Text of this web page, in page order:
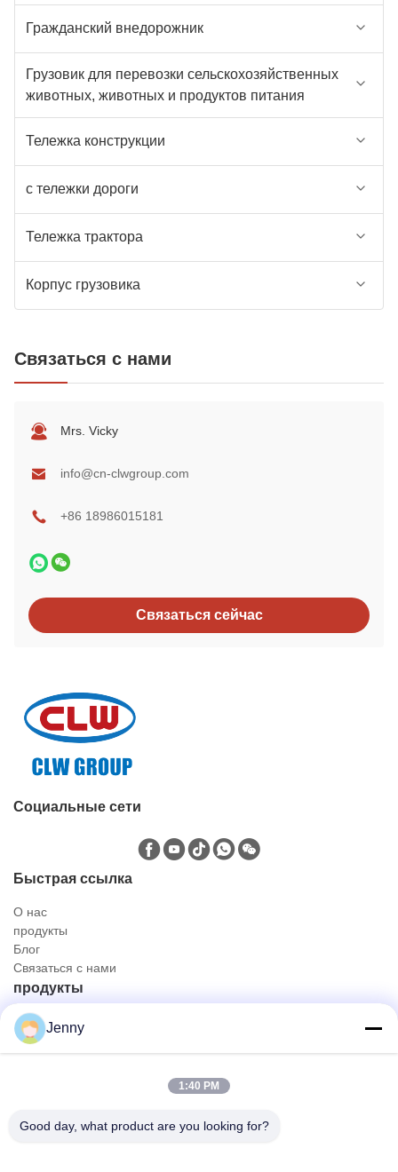
Гражданский внедорожник
Грузовик для перевозки сельскохозяйственных
животных, животных и продуктов питания
Тележка конструкции
с тележки дороги
Тележка трактора
Корпус грузовика
Связаться с нами
Mrs. Vicky
info@cn-clwgroup.com
+86 18986015181
Связаться сейчас
Социальные сети
Быстрая ссылка
О нас
продукты
Блог
Связаться с нами
продукты
Нефтяной и газовый грузовик
Санитарный грузовик
Гражданский внедорожник
Грузовик для перевозки сельскохозяйственных животных,
животных и продуктов питания
с тележки дороги
Jenny
1:40 PM
Good day, what product are you looking for?